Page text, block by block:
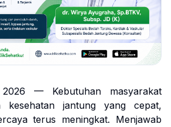
— Kebutuhan masyarakat
kesehatan jantung yang cepat,
terus meningkat. Menjawab